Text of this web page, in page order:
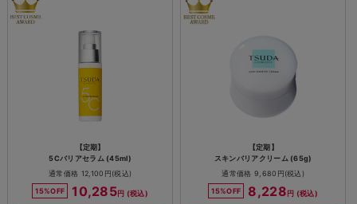
【定期】
5Cバリアセラム (45ml)
通常価格 12,100円(税込)
15%OFF
10,285円 (税込)
【定期】
スキンバリアクリーム (65g)
通常価格 9,680円(税込)
15%OFF
8,228円 (税込)